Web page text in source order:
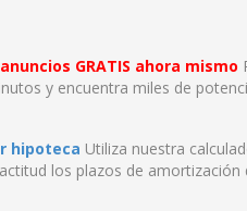
GRATIS ahora mismo
y encuentra miles de
hipoteca Utiliza nuestra
los plazos de amortización